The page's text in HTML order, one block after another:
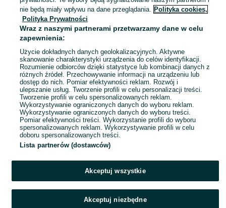
28 zł
Kłodzko
27 lipca 2026
S / 36
1 2 3 4
nie będą miały wpływu na dane przeglądania. Polityka cookies,
Polityka Prywatności
Wraz z naszymi partnerami przetwarzamy dane w celu
zapewnienia:
Użycie dokładnych danych geolokalizacyjnych. Aktywne
skanowanie charakterystyki urządzenia do celów identyfikacji.
Rozumienie odbiorców dzięki statystyce lub kombinacji danych z
różnych źródeł. Przechowywanie informacji na urządzeniu lub
dostęp do nich. Pomiar efektywności reklam. Rozwój i
ulepszanie usług. Tworzenie profili w celu personalizacji treści.
Tworzenie profili w celu spersonalizowanych reklam.
Wykorzystywanie ograniczonych danych do wyboru reklam.
Wykorzystywanie ograniczonych danych do wyboru treści.
Pomiar efektywności treści. Wykorzystanie profili do wyboru
spersonalizowanych reklam. Wykorzystywanie profili w celu
doboru spersonalizowanych treści.
Lista partnerów (dostawców)
Akceptuj wszystkie
Akceptuj niezbędne